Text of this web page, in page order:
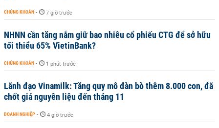
CHỨNG KHOÁN - 7 giờ trước
NHNN cần tăng nắm giữ bao nhiêu cổ phiếu CTG để sở hữu
tối thiểu 65% VietinBank?
CHỨNG KHOÁN - 1 phút trước
Lãnh đạo Vinamilk: Tăng quy mô đàn bò thêm 8.000 con, đã
chốt giá nguyên liệu đến tháng 11
DOANH NGHIỆP - 4 giờ trước